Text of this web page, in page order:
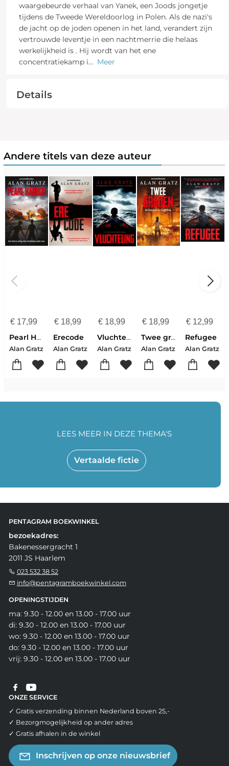
waargebeurde verhaal van Yanek, een Joods jongetje
tijdens de Tweede Wereldoorlog in Polen. Als de nazi's
de jacht op de joden openen in het land, verandert zijn
vertrouwde leventje in een nachtmerrie die helaas
werkelijkheid is . Hij wordt van het ene
concentratiekamp i... Meer
Details
Andere titels van deze auteur
€17,99
Pearl Harbor
Alan Gratz
€18,99
Erecode
Alan Gratz
€ 18,99
Vluchteling
Alan Gratz
€ 18,99
Twee graden
Alan Gratz
€ 12,99
Refugee
Alan Gratz
Vertaalde fictie
LEES MEER IN DEZE THEMA'S
PENTAGRAM BOEKWINKEL
bezoekadres:
Bakenessergracht 1
2011 JS Haarlem
023 532 38 52
info@pentagramboekwinkel.com
OPENINGSTIJDEN
ma: 9.30 - 12.00 en 13.00 - 17.00 uur
di: 9.30 - 12.00 en 13.00 - 17.00 uur
wo: 9.30 - 12.00 en 13.00 - 17.00 uur
do: 9.30 - 12.00 en 13.00 - 17.00 uur
vrij: 9.30 - 12.00 en 13.00 - 17.00 uur
ONZE SERVICE
✓ Gratis verzending binnen Nederland boven 25,-
✓ Bezorgmogelijkheid op ander adres
✓ Gratis afhalen in de winkel
Inschrijven op onze nieuwsbrief